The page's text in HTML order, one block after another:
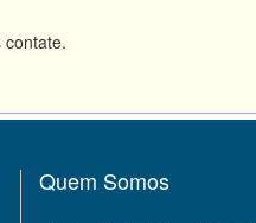
contate.
Quem Somos